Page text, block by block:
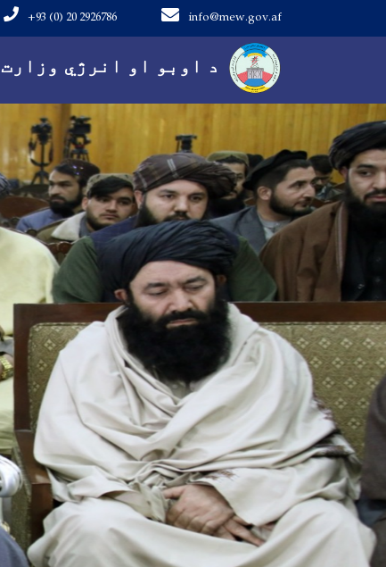
د اوبو او انرژي وزارت
info@mew.gov.af
+93 (0) 20 2926786
Main navigation